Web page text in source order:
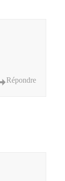
Répondre